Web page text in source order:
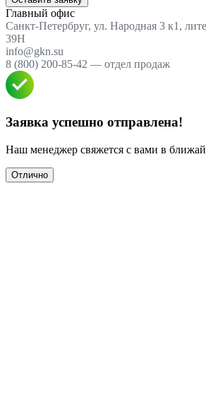
Главный офис
Санкт-Петербруг, ул. Народная 3 к1,
39Н
info@gkn.su
8 (800) 200-85-42 — отдел продаж
Заявка успешно отправлена!
Наш менеджер свяжется с вами в
Отлично